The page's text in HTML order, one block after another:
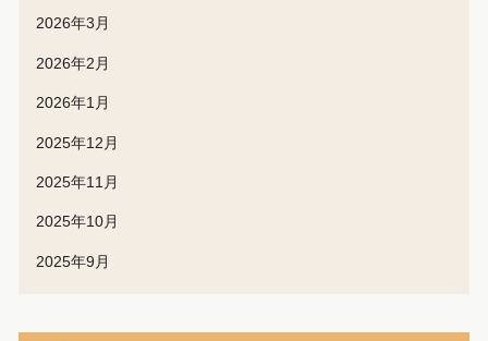
2026年3月
2026年2月
2026年1月
2025年12月
2025年11月
2025年10月
2025年9月